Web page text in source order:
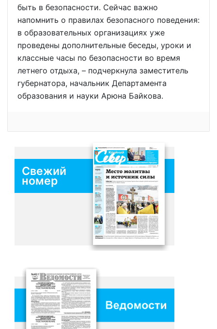
быть в безопасности. Сейчас важно
напомнить о правилах безопасного поведения:
в образовательных организациях уже
проведены дополнительные беседы, уроки и
классные часы по безопасности во время
летнего отдыха, – подчеркнула заместитель
губернатора, начальник Департамента
образования и науки Арюна Байкова.
Свежий
номер